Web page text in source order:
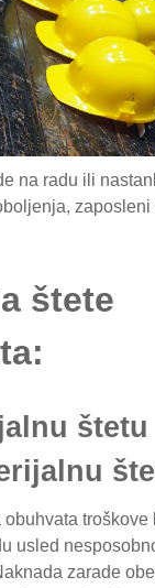
na radu ili
zaposleni
štete
štetu
obuhvata troškove
usled
zarade